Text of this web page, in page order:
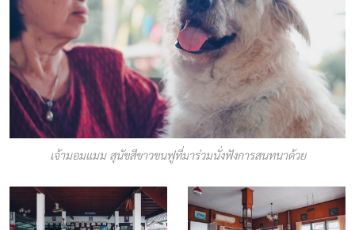
เจ้ามอมแมม สุนัขสีขาวขนฟูที่มาร่วมนั่งฟังการสนทนาด้วย